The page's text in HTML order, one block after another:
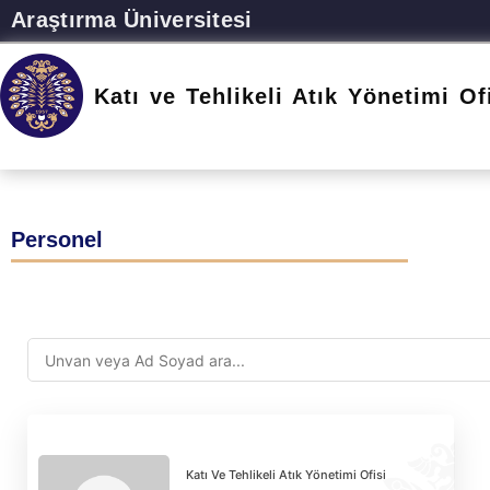
Araştırma Üniversitesi
Katı ve Tehlikeli Atık Yönetimi
Personel
Katı Ve Tehlikeli Atık Yönetimi Ofisi